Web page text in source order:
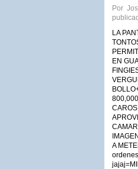
Por
LA
EN
A